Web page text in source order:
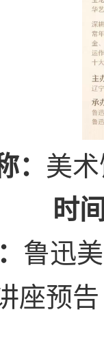
： 美
时
鲁迅
座预